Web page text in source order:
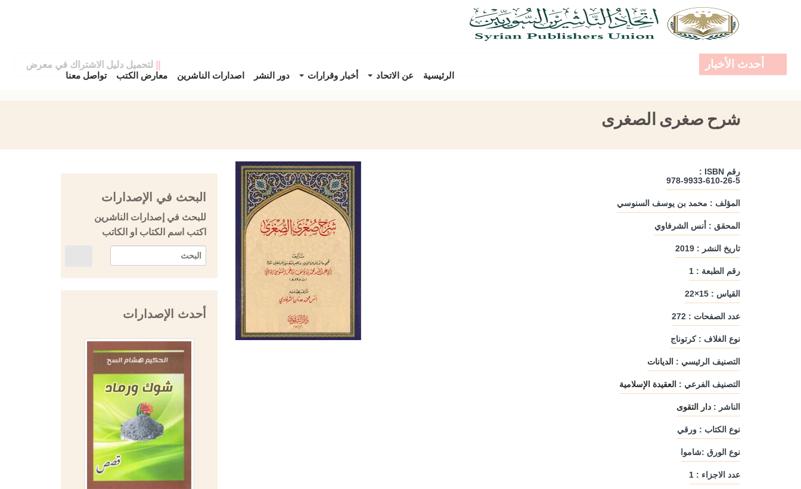
الرئيسية عن الاتحاد أخبار وقرارات دور النشر اصدارات الناشرين معارض الكتب تواصل معنا
أحدث الأخبار لتحميل دليل الاشتراك في معرض دمشق
شرح صغرى الصغرى
رقم ISBN :
978-9933-610-26-5
المؤلف : محمد بن يوسف السنوسي
المحقق : أنس الشرفاوي
تاريخ النشر : 2019
رقم الطبعة : 1
القياس : 15×22
عدد الصفحات : 272
نوع الغلاف : كرتوناج
التصنيف الرئيسي : الديانات
التصنيف الفرعي : العقيدة الإسلامية
الناشر : دار التقوى
نوع الكتاب : ورقي
نوع الورق :شاموا
عدد الاجزاء : 1
البحث في الإصدارات
للبحث في إصدارات الناشرين
اكتب اسم الكتاب او الكاتب
أحدث الإصدارات